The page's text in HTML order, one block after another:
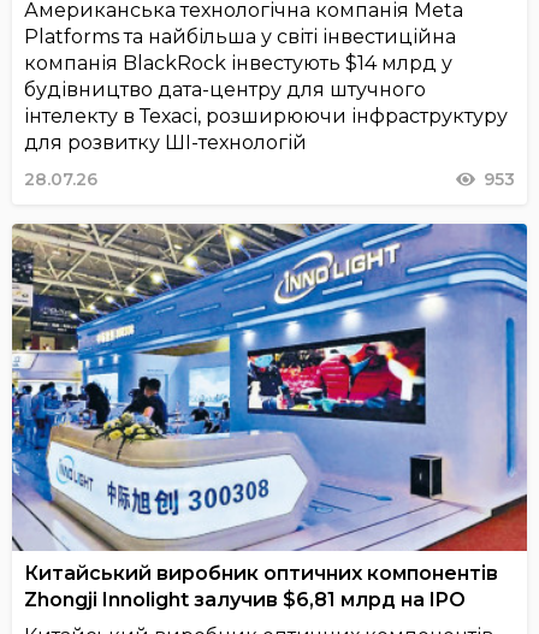
Американська технологічна компанія Meta
Platforms та найбільша у світі інвестиційна
компанія BlackRock інвестують $14 млрд у
будівництво дата-центру для штучного
інтелекту в Техасі, розширюючи інфраструктуру
для розвитку ШІ-технологій
28.07.26 953
Китайський виробник оптичних компонентів
Zhongji Innolight залучив $6,81 млрд на IPO